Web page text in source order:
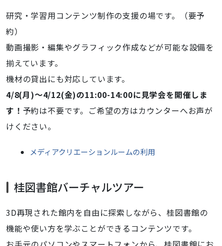
研究・学習用コンテンツ制作の支援の場です。（要予
約）
動画撮影・編集やグラフィック作成などが可能な設備を
揃えています。
機材の貸出にも対応しています。
4/8(月)～4/12(金)の11:00-14:00に見学会を開催しま
す！ 予約は不要です。ご希望の方はカウンターへお声が
けください。
メディアクリエーションルームの利用
桂図書館バーチャルツアー
3D再現された館内を自由に探索しながら、桂図書館の
機能や使い方を学ぶことができるコンテンツです。